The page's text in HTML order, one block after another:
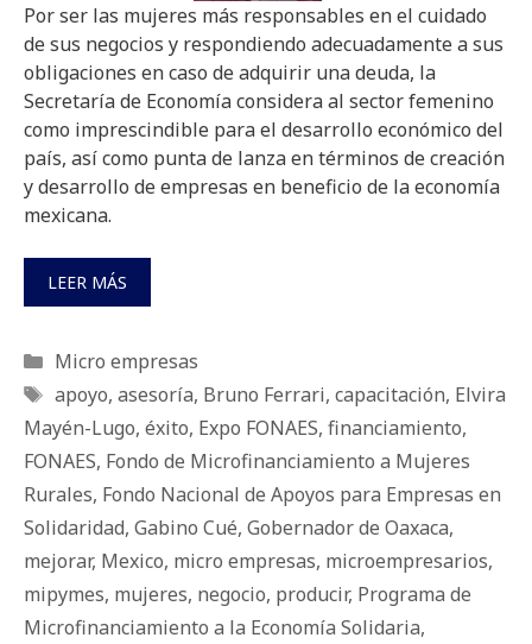
Por ser las mujeres más responsables en el cuidado
de sus negocios y respondiendo adecuadamente a sus
obligaciones en caso de adquirir una deuda, la
Secretaría de Economía considera al sector femenino
como imprescindible para el desarrollo económico del
país, así como punta de lanza en términos de creación
y desarrollo de empresas en beneficio de la economía
mexicana.
LEER MÁS
Categorías
Micro empresas
Etiquetas
apoyo, asesoría, Bruno Ferrari, capacitación, Elvira
Mayén-Lugo, éxito, Expo FONAES, financiamiento,
FONAES, Fondo de Microfinanciamiento a Mujeres
Rurales, Fondo Nacional de Apoyos para Empresas en
Solidaridad, Gabino Cué, Gobernador de Oaxaca,
mejorar, Mexico, micro empresas, microempresarios,
mipymes, mujeres, negocio, producir, Programa de
Microfinanciamiento a la Economía Solidaria,